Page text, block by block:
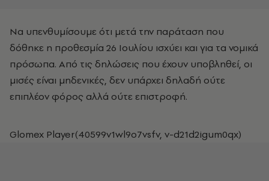
Να υπενθυμίσουμε ότι μετά την παράταση που
δόθηκε η προθεσμία 26 Ιουλίου ισχύει και για τα νομικά
πρόσωπα. Από τις δηλώσεις που έχουν υποβληθεί, οι
μισές είναι μηδενικές, δεν υπάρχει δηλαδή ούτε
επιπλέον φόρος αλλά ούτε επιστροφή.
Glomex Player(40599v1wl9o7vsfv, v-d21d2igum0qx)